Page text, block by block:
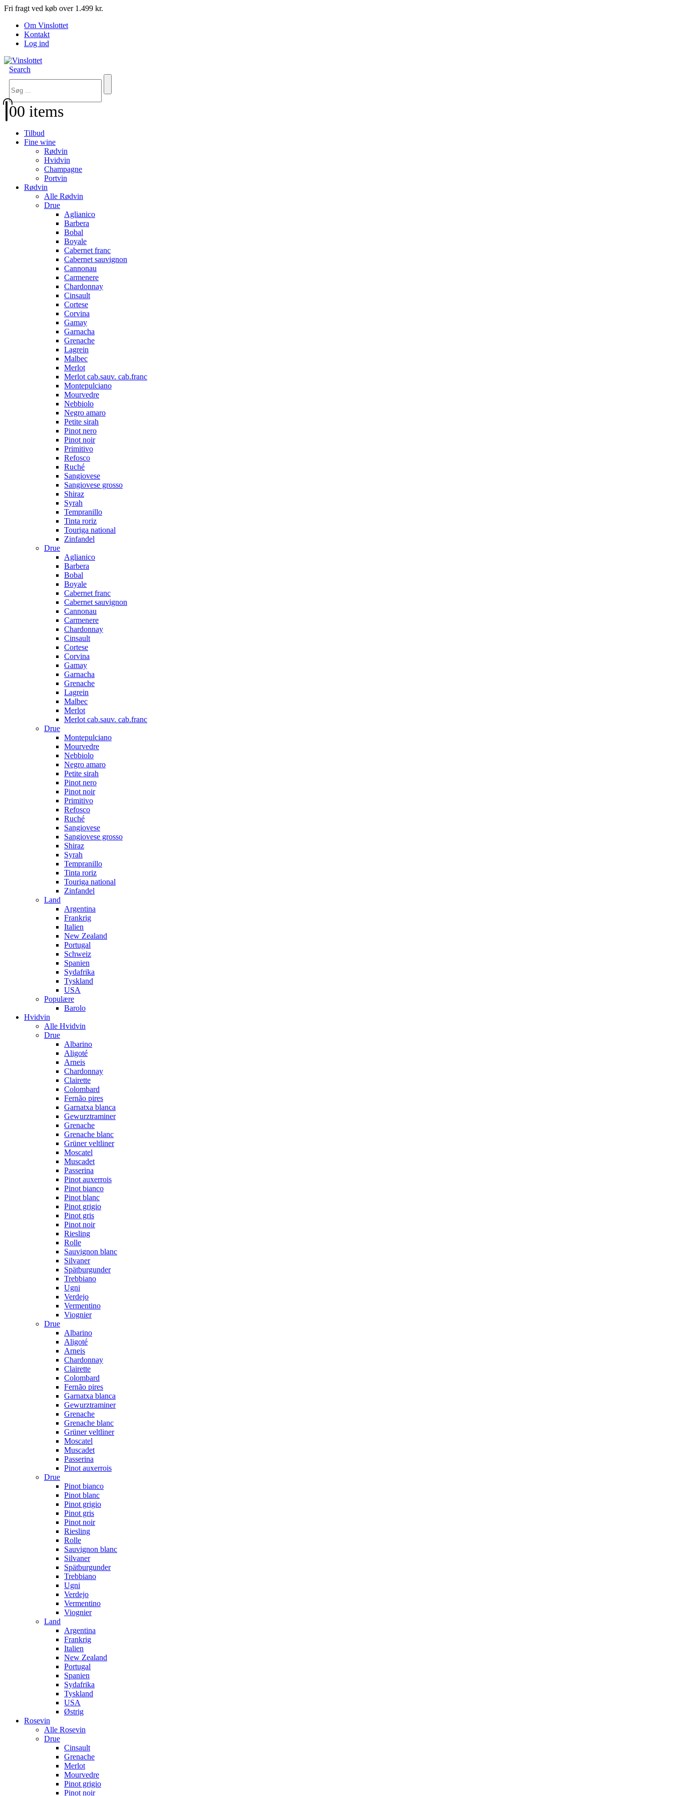
Fri fragt ved køb over 1.499 kr.
Om Vinslottet
Kontakt
Log ind
Search
00 items
Tilbud
Fine wine
Rødvin
Hvidvin
Champagne
Portvin
Rødvin
Alle Rødvin
Drue
Aglianico
Barbera
Bobal
Boyale
Cabernet franc
Cabernet sauvignon
Cannonau
Carmenere
Chardonnay
Cinsault
Cortese
Corvina
Gamay
Garnacha
Grenache
Lagrein
Malbec
Merlot
Merlot cab.sauv. cab.franc
Montepulciano
Mourvedre
Nebbiolo
Negro amaro
Petite sirah
Pinot nero
Pinot noir
Primitivo
Refosco
Ruché
Sangiovese
Sangiovese grosso
Shiraz
Syrah
Tempranillo
Tinta roriz
Touriga national
Zinfandel
Drue
Aglianico
Barbera
Bobal
Boyale
Cabernet franc
Cabernet sauvignon
Cannonau
Carmenere
Chardonnay
Cinsault
Cortese
Corvina
Gamay
Garnacha
Grenache
Lagrein
Malbec
Merlot
Merlot cab.sauv. cab.franc
Drue
Montepulciano
Mourvedre
Nebbiolo
Negro amaro
Petite sirah
Pinot nero
Pinot noir
Primitivo
Refosco
Ruché
Sangiovese
Sangiovese grosso
Shiraz
Syrah
Tempranillo
Tinta roriz
Touriga national
Zinfandel
Land
Argentina
Frankrig
Italien
New Zealand
Portugal
Schweiz
Spanien
Sydafrika
Tyskland
USA
Populære
Barolo
Hvidvin
Alle Hvidvin
Drue
Albarino
Aligoté
Arneis
Chardonnay
Clairette
Colombard
Fernão pires
Garnatxa blanca
Gewurztraminer
Grenache
Grenache blanc
Grüner veltliner
Moscatel
Muscadet
Passerina
Pinot auxerrois
Pinot bianco
Pinot blanc
Pinot grigio
Pinot gris
Pinot noir
Riesling
Rolle
Sauvignon blanc
Silvaner
Spätburgunder
Trebbiano
Ugni
Verdejo
Vermentino
Viognier
Drue
Albarino
Aligoté
Arneis
Chardonnay
Clairette
Colombard
Fernão pires
Garnatxa blanca
Gewurztraminer
Grenache
Grenache blanc
Grüner veltliner
Moscatel
Muscadet
Passerina
Pinot auxerrois
Drue
Pinot bianco
Pinot blanc
Pinot grigio
Pinot gris
Pinot noir
Riesling
Rolle
Sauvignon blanc
Silvaner
Spätburgunder
Trebbiano
Ugni
Verdejo
Vermentino
Viognier
Land
Argentina
Frankrig
Italien
New Zealand
Portugal
Spanien
Sydafrika
Tyskland
USA
Østrig
Rosevin
Alle Rosevin
Drue
Cinsault
Grenache
Merlot
Mourvedre
Pinot grigio
Pinot noir